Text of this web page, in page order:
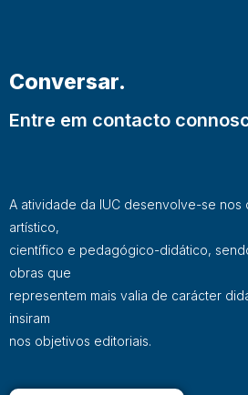
Conversar.
Entre em contacto
A atividade da IUC desenvolve-se nos
artístico,
científico e pedagógico-didático,
obras que
representem mais valia de carácter
insiram
nos objetivos editoriais.